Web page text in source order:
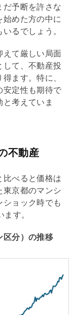
だ予断を許さな
始めた方の中に
るでしょう。
えて厳しい局面
して、不動産投
ます。特に、
安定性も期待で
考えていま
不動産
比べると価格は
東京都のマンシ
ショック時でも
す。
区分）の推移